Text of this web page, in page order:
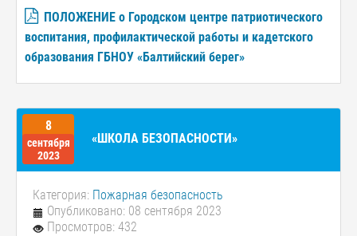
ПОЛОЖЕНИЕ о Городском центре патриотического
воспитания, профилактической работы и кадетского
образования ГБНОУ «Балтийский берег»
8
сентября
2023
«ШКОЛА БЕЗОПАСНОСТИ»
Категория: Пожарная безопасность
Опубликовано: 08 сентября 2023
Просмотров: 432